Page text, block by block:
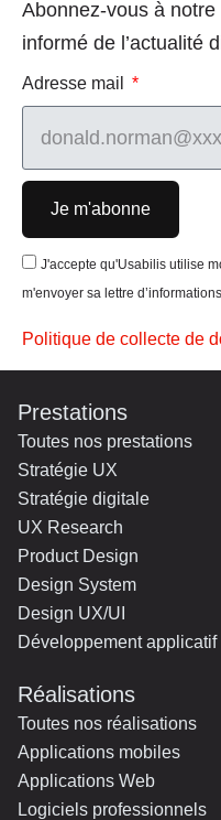
Abonnez-vous à
informé de l’actualité
Adresse mail
Je m'abonne
J'accepte qu'Usabilis utilise
m'envoyer sa lettre d’informations.
Politique de collecte de
Prestations
Toutes nos prestations
Stratégie UX
Stratégie digitale
UX Research
Product Design
Design System
Design UX/UI
Développement applicatif
Réalisations
Toutes nos réalisations
Applications mobiles
Applications Web
Logiciels professionnels